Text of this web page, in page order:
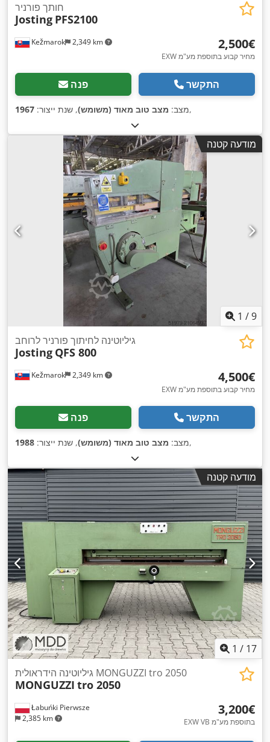
Kežmarok 2,349 km
חותך פורניר
Josting PFS2100
‏2,500 ‏€
EXW מחיר קבוע בתוספת מע"מ
פנה התקשר
מצב: מצב טוב מאוד (משומש), שנת ייצור: 1967 ,
מודעה קטנה
1 /9
Kežmarok 2,349 km
גיליוטינה לחיתוך פורניר לרוחב
Josting QFS 800
‏4,500 ‏€
EXW מחיר קבוע בתוספת מע"מ
פנה התקשר
מצב: מצב טוב מאוד (משומש), שנת ייצור: 1988 ,
מודעה קטנה
1 / 17
Łabuńki Pierwsze
2,385 km
גיליוטינה הידראולית MONGUZZI tro 2050
MONGUZZI tro 2050
‏3,200 ‏€
EXW VB בתוספת מע"מ